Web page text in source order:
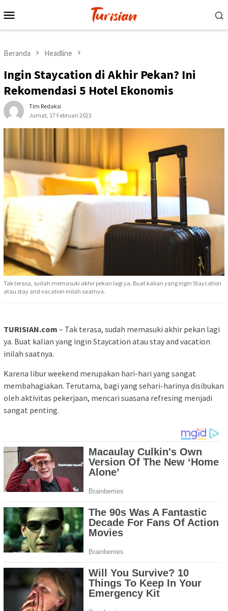
ke
Mobile
Beranda Headline
Ingin Staycation di Akhir Pekan? Ini
Rekomendasi 5 Hotel Ekonomis
Tim Redaksi
Jumat, 17 Februari 2023
Tak terasa, sudah memasuki akhir pekan lagi ya. Buat kalian yang ingin Staycation
atau stay and vacation inilah saatnya.
TURISIAN.com – Tak terasa, sudah memasuki akhir pekan lagi
ya. Buat kalian yang ingin Staycation atau stay and vacation
inilah saatnya.
Karena libur weekend merupakan hari-hari yang sangat
membahagiakan. Terutama, bagi yang sehari-harinya disibukan
oleh aktivitas pekerjaan, mencari suasana refresing menjadi
sangat penting.